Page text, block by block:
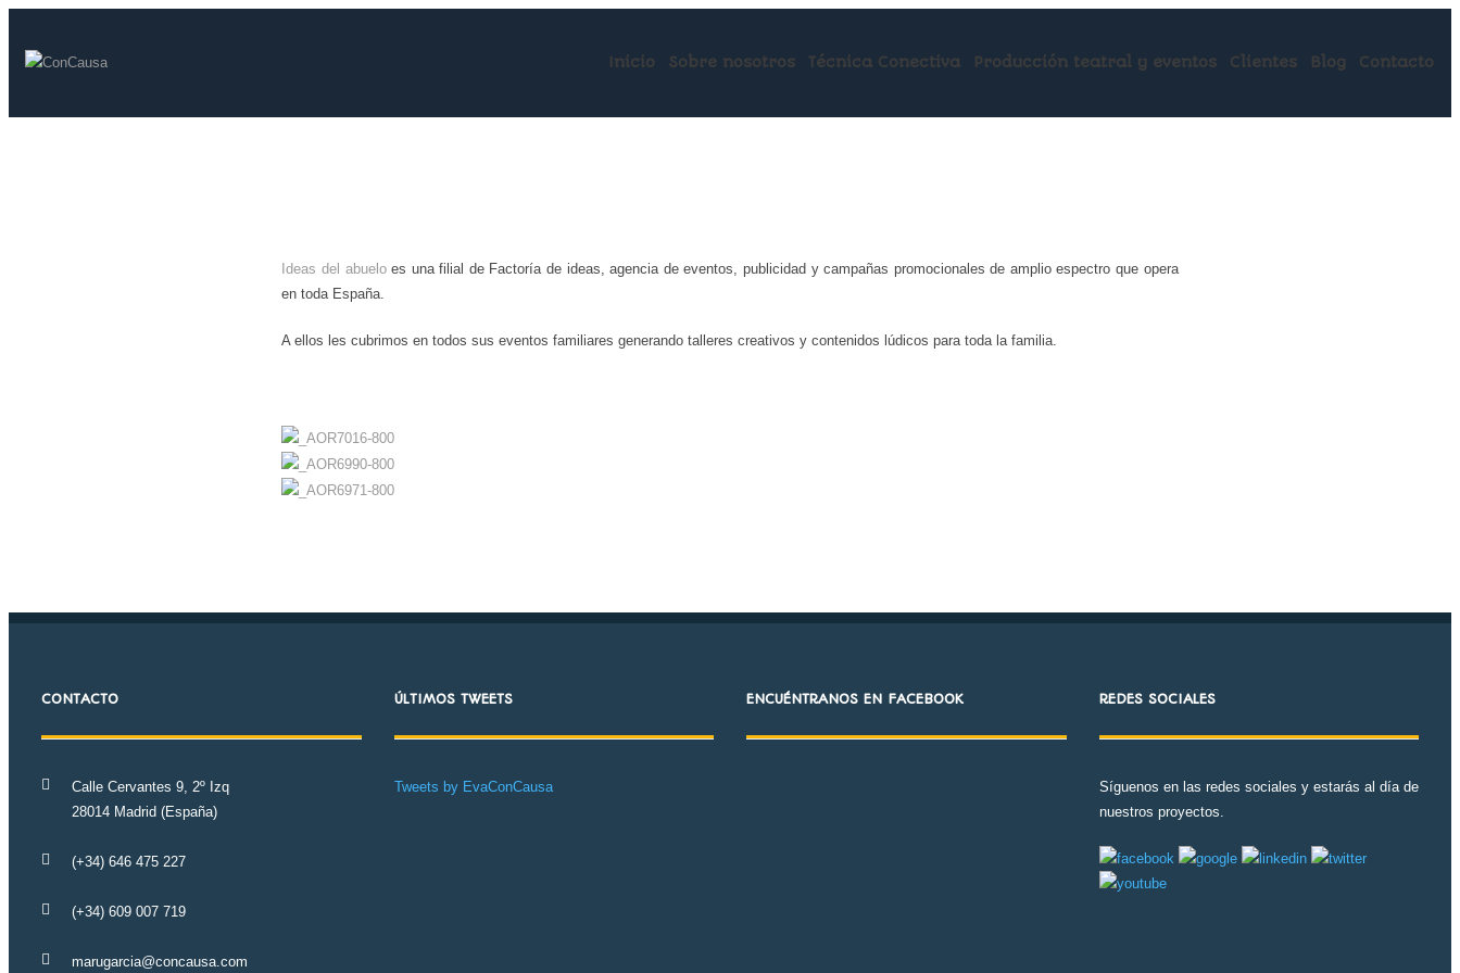
Inicio Sobre nosotros Técnica Conectiva Producción teatral y eventos Clientes Blog Contacto
Ideas del abueloes una filial de Factoría de ideas, agencia de eventos, publicidad y campañas promocionales de amplio espectro que opera
en toda España.
A ellos les cubrimos en todos sus eventos familiares generando talleres creativos y contenidos lúdicos para toda la familia.
CONTACTO
Calle Cervantes 9, 2º Izq
28014 Madrid (España)
(+34) 646 475 227
(+34) 609 007 719
marugarcia@concausa.com
ÚLTIMOS TWEETS
Tweets by EvaConCausa
ENCUÉNTRANOS EN FACEBOOK REDES SOCIALES
Síguenos en las redes sociales y estarás al día de
nuestros proyectos.